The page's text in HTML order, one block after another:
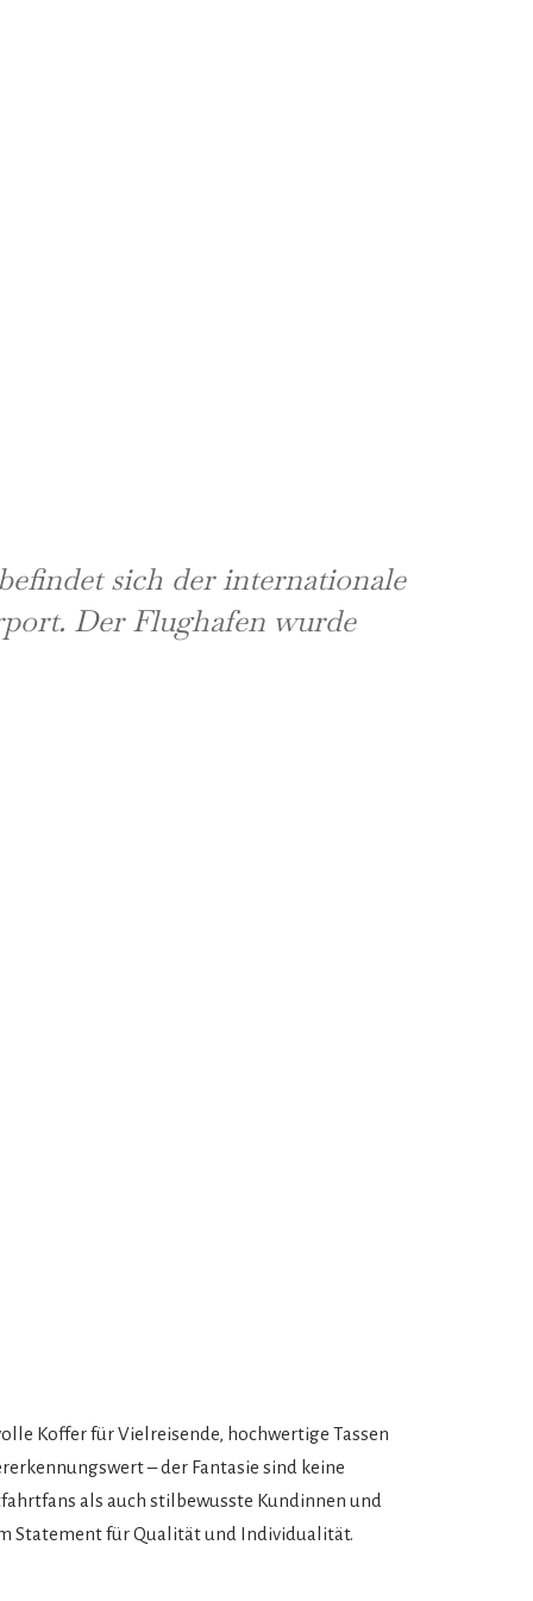
sich der internationale
Der Flughafen wurde
Koffer für Vielreisende, hochwertige Tassen
– der Fantasie sind keine
als auch stilbewusste Kundinnen und
Statement für Qualität und Individualität.